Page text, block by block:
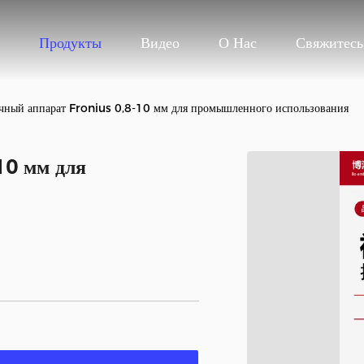
Продукты Видео О Нас
аппарат Fronius 0,8-10 мм для промышленного использования
мм для